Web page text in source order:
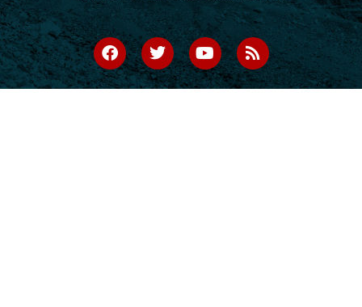
F
a
c
e
T
w
i
t
Y
o
u
t
R
s
s